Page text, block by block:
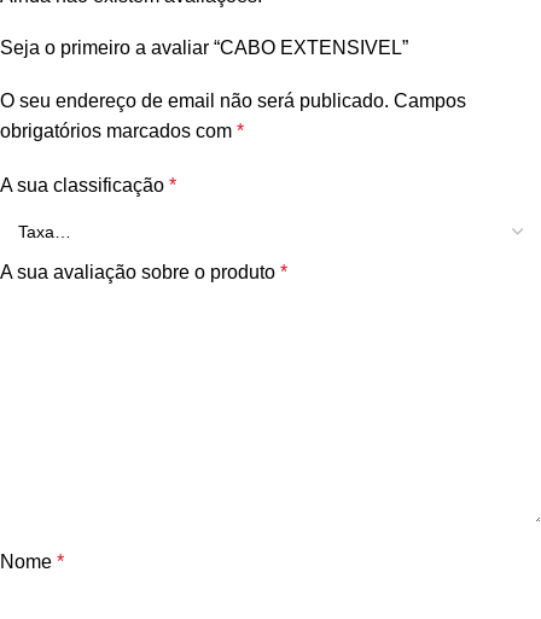
Seja o primeiro a avaliar “CABO EXTENSIVEL”
O seu endereço de email não será publicado. Campos
obrigatórios marcados com *
A sua classificação *
A sua avaliação sobre o produto *
Nome *